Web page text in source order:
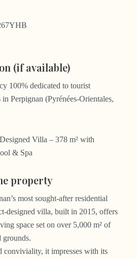
(if available)
100% dedicated to tourist
Perpignan (Pyrénées-Orientales,
Villa – 378 m² with
& Spa
property
most sought-after residential
designed villa, built in 2015, offers
space set on over 5,000 m² of
grounds.
conviviality, it impresses with its